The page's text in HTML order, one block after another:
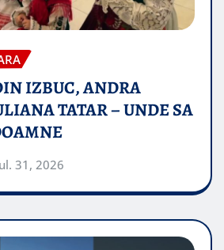
IZBUC, ANDRA
TATAR – UNDE SA
31, 2026